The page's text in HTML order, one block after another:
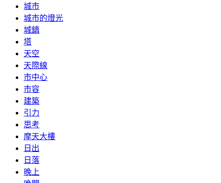
城市
城市的燈光
城鎮
塔
天空
天際線
市中心
市容
建築
引力
思考
摩天大樓
日出
日落
晚上